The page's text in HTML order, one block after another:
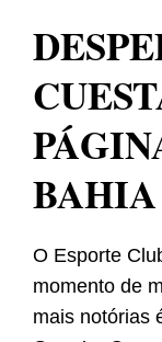
BAHIA
O Esporte
momento de
mais notórias